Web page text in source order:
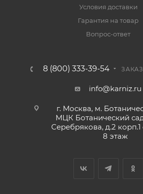
Условия доставки
Гарантия на товар
Вопрос-ответ
8 (800) 333-39-54
info@karniz.ru
г. Москва, м.
МЦК Ботанический
Серебрякова, д.2
8 этаж